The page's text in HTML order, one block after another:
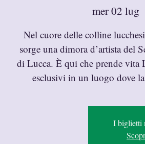
mer 02 lug
Nel cuore delle colline
sorge una dimora d’artista del
di Lucca. È qui che prende vita
esclusivi in un luogo dove
I biglietti